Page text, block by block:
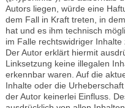
Autors liegen, würde eine
dem Fall in Kraft treten, in
hat und es ihm technisch
im Falle rechtswidriger Inhalte
Der Autor erklärt hiermit
Linksetzung keine illegalen
erkennbar waren. Auf die
Inhalte oder die
der Autor keinerlei Einfluss.